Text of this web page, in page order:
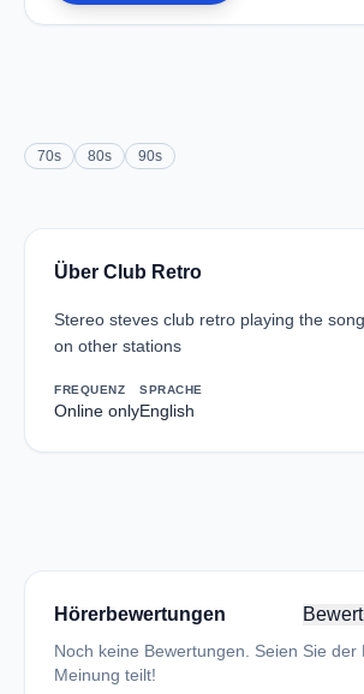
70s 80s 90s
Über Club Retro
Stereo steves club retro playing the
on other stations
FREQUENZ
Online only
SPRACHE
English
Hörerbewertungen
Noch keine Bewertungen. Seien Sie der
Meinung teilt!